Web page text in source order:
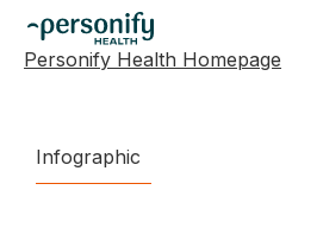
Personify Health Homepage
Infographic